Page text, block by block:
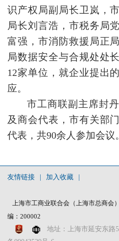
识产权局副局长卫岚，
局长刘言浩，市税务局
富强，市消防救援局正
局数据安全与合规处处
12家单位，就企业提出
应。
市工商联副主席封
及商会代表，市有关部
代表，共90余人参加会议。
友情链接 | 加入收藏 |
上海市工商业联合会（上海市总商会
编：200002
地址：上海市延安东路